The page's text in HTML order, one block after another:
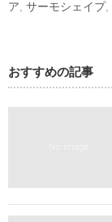
ア, サーモシェイプ,
おすすめの記事